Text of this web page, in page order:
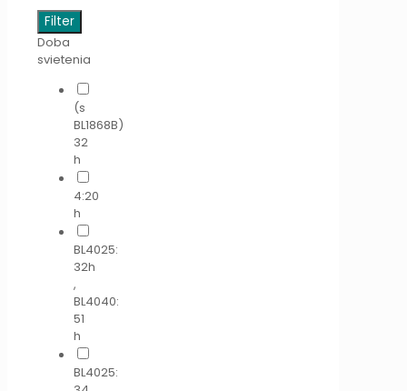
Filter
Doba
svietenia
(s
BL1868B)
32
h
4:20
h
BL4025:
32h
,
BL4040:
51
h
BL4025: